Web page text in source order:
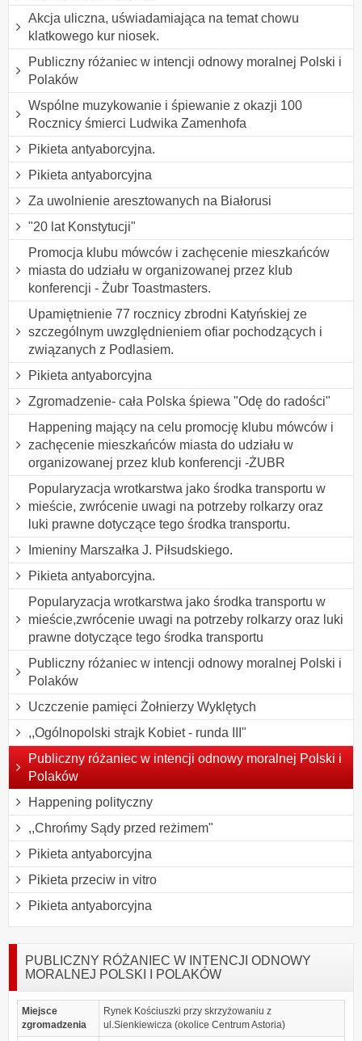
Akcja uliczna, uświadamiająca na temat chowu
klatkowego kur niosek.
Publiczny różaniec w intencji odnowy moralnej Polski i
Polaków
Wspólne muzykowanie i śpiewanie z okazji 100
Rocznicy śmierci Ludwika Zamenhofa
Pikieta antyaborcyjna.
Pikieta antyaborcyjna
Za uwolnienie aresztowanych na Białorusi
"20 lat Konstytucji"
Promocja klubu mówców i zachęcenie mieszkańców
miasta do udziału w organizowanej przez klub
konferencji - Żubr Toastmasters.
Upamiętnienie 77 rocznicy zbrodni Katyńskiej ze
szczególnym uwzględnieniem ofiar pochodzących i
związanych z Podlasiem.
Pikieta antyaborcyjna
Zgromadzenie- cała Polska śpiewa "Odę do radości"
Happening mający na celu promocję klubu mówców i
zachęcenie mieszkańców miasta do udziału w
organizowanej przez klub konferencji -ŻUBR
Popularyzacja wrotkarstwa jako środka transportu w
mieście, zwrócenie uwagi na potrzeby rolkarzy oraz
luki prawne dotyczące tego środka transportu.
Imieniny Marszałka J. Piłsudskiego.
Pikieta antyaborcyjna.
Popularyzacja wrotkarstwa jako środka transportu w
mieście,zwrócenie uwagi na potrzeby rolkarzy oraz luki
prawne dotyczące tego środka transportu
Publiczny różaniec w intencji odnowy moralnej Polski i
Polaków
Uczczenie pamięci Żołnierzy Wyklętych
,,Ogólnopolski strajk Kobiet - runda III"
Publiczny różaniec w intencji odnowy moralnej Polski i
Polaków
Happening polityczny
,,Chrońmy Sądy przed reżimem"
Pikieta antyaborcyjna
Pikieta przeciw in vitro
Pikieta antyaborcyjna
PUBLICZNY RÓŻANIEC W INTENCJI ODNOWY
MORALNEJ POLSKI I POLAKÓW
Miejsce
zgromadzenia
Rynek Kościuszki przy skrzyżowaniu z
ul.Sienkiewicza (okolice Centrum Astoria)